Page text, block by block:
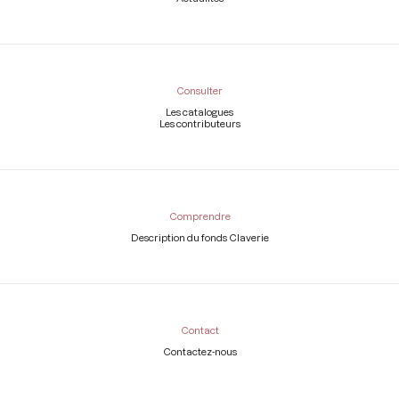
Consulter
Les catalogues
Les contributeurs
Comprendre
Description du fonds Claverie
Contact
Contactez-nous